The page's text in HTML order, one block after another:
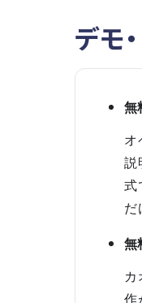
デモ
無
オ
説
式
だ
無
作